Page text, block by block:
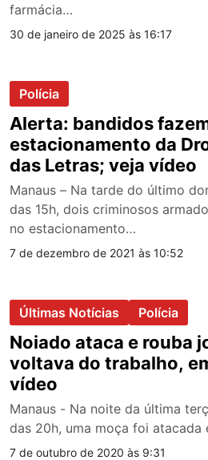
farmácia…
30 de janeiro de 2025 às 16:17
Polícia
Alerta: bandidos
estacionamento da
das Letras; veja vídeo
Manaus – Na tarde do último
das 15h, dois criminosos
no estacionamento…
7 de dezembro de 2021 às 10:52
Últimas Notícias Polícia
Noiado ataca e rouba
voltava do trabalho,
vídeo
Manaus - Na noite da última
das 20h, uma moça foi atacada
7 de outubro de 2020 às 9:31